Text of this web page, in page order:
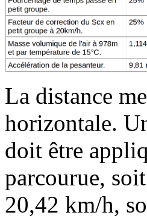
La distance
horizontale.
doit être
parcourue,
20,42 km/h,